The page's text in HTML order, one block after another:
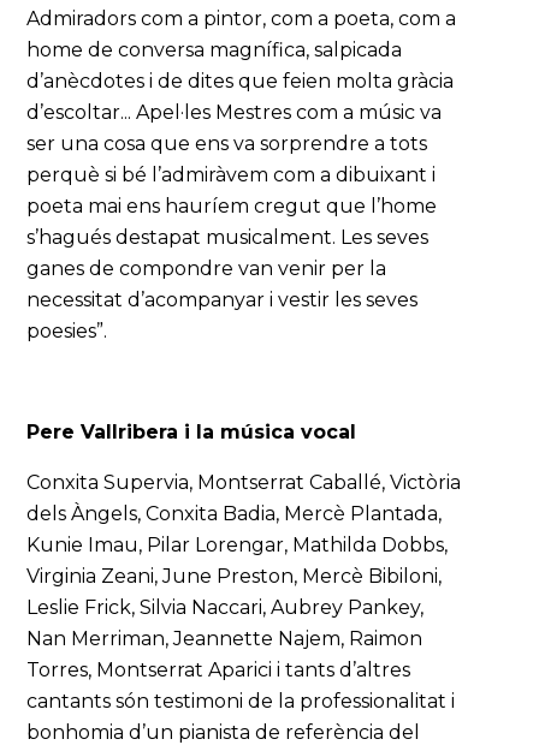
Admiradors com a pintor, com a poeta, com a
home de conversa magnífica, salpicada
d’anècdotes i de dites que feien molta gràcia
d’escoltar... Apel·les Mestres com a músic va
ser una cosa que ens va sorprendre a tots
perquè si bé l’admiràvem com a dibuixant i
poeta mai ens hauríem cregut que l’home
s’hagués destapat musicalment. Les seves
ganes de compondre van venir per la
necessitat d’acompanyar i vestir les seves
poesies”.
Pere Vallribera i la música vocal
Conxita Supervia, Montserrat Caballé, Victòria
dels Àngels, Conxita Badia, Mercè Plantada,
Kunie Imau, Pilar Lorengar, Mathilda Dobbs,
Virginia Zeani, June Preston, Mercè Bibiloni,
Leslie Frick, Silvia Naccari, Aubrey Pankey,
Nan Merriman, Jeannette Najem, Raimon
Torres, Montserrat Aparici i tants d’altres
cantants són testimoni de la professionalitat i
bonhomia d’un pianista de referència del